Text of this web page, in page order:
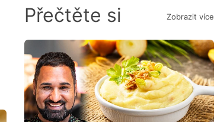
Přečtěte si Zobrazit více